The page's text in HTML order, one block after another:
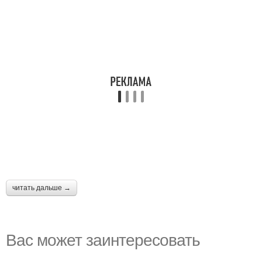
читать дальше →
Вас может заинтересовать